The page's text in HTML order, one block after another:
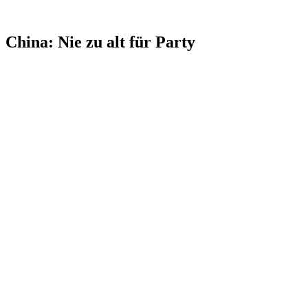
China: Nie zu alt für Party